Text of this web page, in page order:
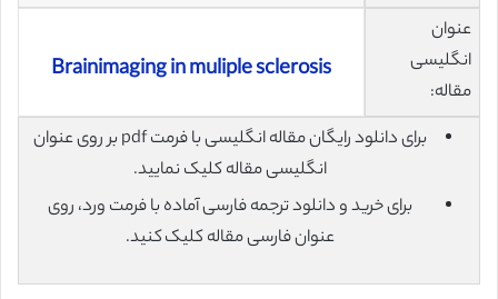
عنوان
انگلیسی
مقاله:
Brainimaging in muliple sclerosis
برای دانلود رایگان مقاله انگلیسی با فرمت pdf بر روی عنوان
انگلیسی مقاله کلیک نمایید.
برای خرید و دانلود ترجمه فارسی آماده با فرمت ورد، روی
عنوان فارسی مقاله کلیک کنید.